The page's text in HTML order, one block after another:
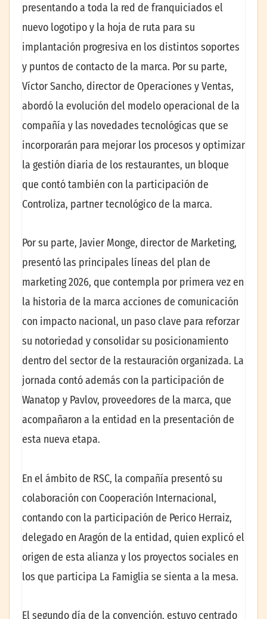
presentando a toda la red de franquiciados el
nuevo logotipo y la hoja de ruta para su
implantación progresiva en los distintos soportes
y puntos de contacto de la marca. Por su parte,
Víctor Sancho, director de Operaciones y Ventas,
abordó la evolución del modelo operacional de la
compañía y las novedades tecnológicas que se
incorporarán para mejorar los procesos y optimizar
la gestión diaria de los restaurantes, un bloque
que contó también con la participación de
Controliza, partner tecnológico de la marca.
Por su parte, Javier Monge, director de Marketing,
presentó las principales líneas del plan de
marketing 2026, que contempla por primera vez en
la historia de la marca acciones de comunicación
con impacto nacional, un paso clave para reforzar
su notoriedad y consolidar su posicionamiento
dentro del sector de la restauración organizada. La
jornada contó además con la participación de
Wanatop y Pavlov, proveedores de la marca, que
acompañaron a la entidad en la presentación de
esta nueva etapa.
En el ámbito de RSC, la compañía presentó su
colaboración con Cooperación Internacional,
contando con la participación de Perico Herraiz,
delegado en Aragón de la entidad, quien explicó el
origen de esta alianza y los proyectos sociales en
los que participa La Famiglia se sienta a la mesa.
El segundo día de la convención, estuvo centrado